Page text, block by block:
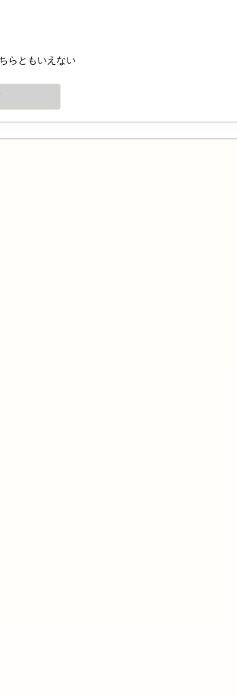
らともいえない